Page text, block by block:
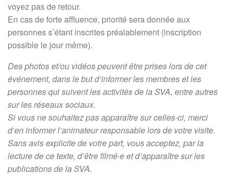
voyez pas de retour.
En cas de forte affluence, priorité sera donnée aux
personnes s’étant inscrites préalablement (inscription
possible le jour même).
Des photos et/ou vidéos peuvent être prises lors de cet
événement, dans le but d’informer les membres et les
personnes qui suivent les activités de la SVA, entre autres
sur les réseaux sociaux.
Si vous ne souhaitez pas apparaître sur celles-ci, merci
d’en informer l’animateur responsable lors de votre visite.
Sans avis explicite de votre part, vous acceptez, par la
lecture de ce texte, d’être filmé·e et d’apparaître sur les
publications de la SVA.